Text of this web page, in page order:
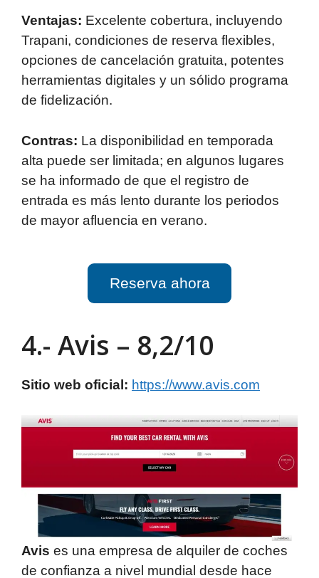
Ventajas: Excelente cobertura, incluyendo
Trapani, condiciones de reserva flexibles,
opciones de cancelación gratuita, potentes
herramientas digitales y un sólido programa
de fidelización.
Contras: La disponibilidad en temporada
alta puede ser limitada; en algunos lugares
se ha informado de que el registro de
entrada es más lento durante los periodos
de mayor afluencia en verano.
Reserva ahora
4.- Avis – 8,2/10
Sitio web oficial: https://www.avis.com
Avis es una empresa de alquiler de coches
de confianza a nivel mundial desde hace